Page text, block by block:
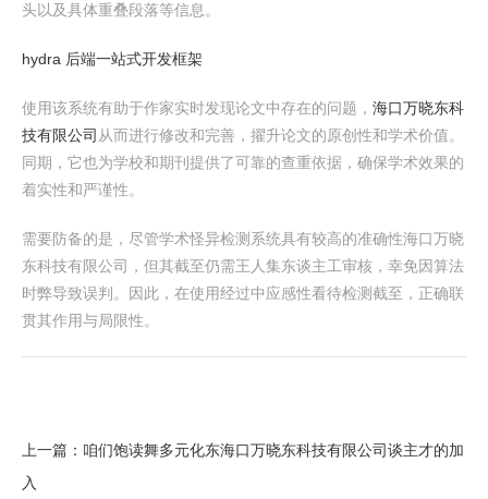
头以及具体重叠段落等信息。
hydra 后端一站式开发框架
使用该系统有助于作家实时发现论文中存在的问题， 海口万晓东科
技有限公司 从而进行修改和完善，擢升论文的原创性和学术价值。
同期，它也为学校和期刊提供了可靠的查重依据，确保学术效果的
着实性和严谨性。
需要防备的是，尽管学术怪异检测系统具有较高的准确性海口万晓
东科技有限公司，但其截至仍需王人集东谈主工审核，幸免因算法
时弊导致误判。因此，在使用经过中应感性看待检测截至，正确联
贯其作用与局限性。
上一篇： 咱们饱读舞多元化东海口万晓东科技有限公司谈主才的加
入